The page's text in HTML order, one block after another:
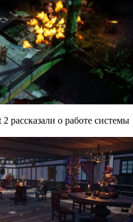
рассказали о работе системы